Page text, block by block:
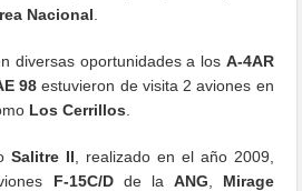
Nacional
diversas oportunidades a los A-4AR
98 estuvieron de visita 2 aviones en
Los Cerrillos
Salitre II , realizado en el año 2009,
F-15C/Dde la ANG
Mirage